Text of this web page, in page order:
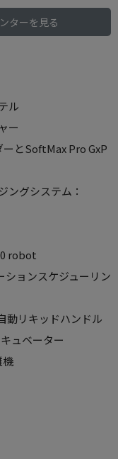
ターを見る
ル
ー
とSoftMax Pro GxP
ングシステム：
robot
ョンスケジューリン
動リキッドハンドル
ュベーター
機